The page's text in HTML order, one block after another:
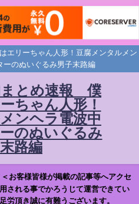
エリーちゃん人形！豆腐メンタルメン
ーのぬいぐるみ男子末路編
まとめ速報 僕
ちゃん人形！
ンヘラ電波中
のぬいぐるみ
路編
お客様皆様が掲載の記事等へアクセ
される事でかろうじて運営できてい
労頂き誠に有難うございます。